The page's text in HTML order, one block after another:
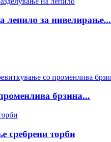
лепило за нивелирање...
брзина...
сребрени торби